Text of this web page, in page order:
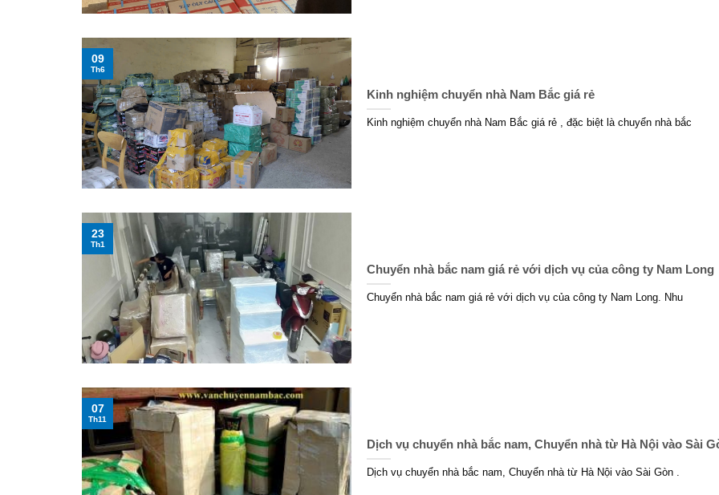
Kinh nghiệm chuyển nhà Nam Bắc giá rẻ
Kinh nghiệm chuyển nhà Nam Bắc giá rẻ , đặc biệt là chuyển nhà bắc
09
Th6
Chuyển nhà bắc nam giá rẻ với dịch vụ của công ty Nam Long
Chuyển nhà bắc nam giá rẻ với dịch vụ của công ty Nam Long. Nhu
23
Th1
Dịch vụ chuyển nhà bắc nam, Chuyển nhà từ Hà Nội vào Sài
Dịch vụ chuyển nhà bắc nam, Chuyển nhà từ Hà Nội vào Sài Gòn .
07
Th11